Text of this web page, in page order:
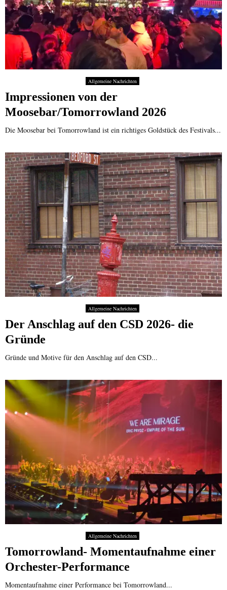
Allgemeine Nachrichten
Impressionen von der
Moosebar/Tomorrowland 2026
Die Moosebar bei Tomorrowland ist ein richtiges Goldstück des Festivals...
Allgemeine Nachrichten
Der Anschlag auf den CSD 2026- die
Gründe
Gründe und Motive für den Anschlag auf den CSD...
Allgemeine Nachrichten
Tomorrowland- Momentaufnahme einer
Orchester-Performance
Momentaufnahme einer Performance bei Tomorrowland...